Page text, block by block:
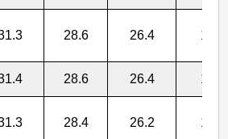
28.6 26.4
28.6 26.4
28.4 26.2